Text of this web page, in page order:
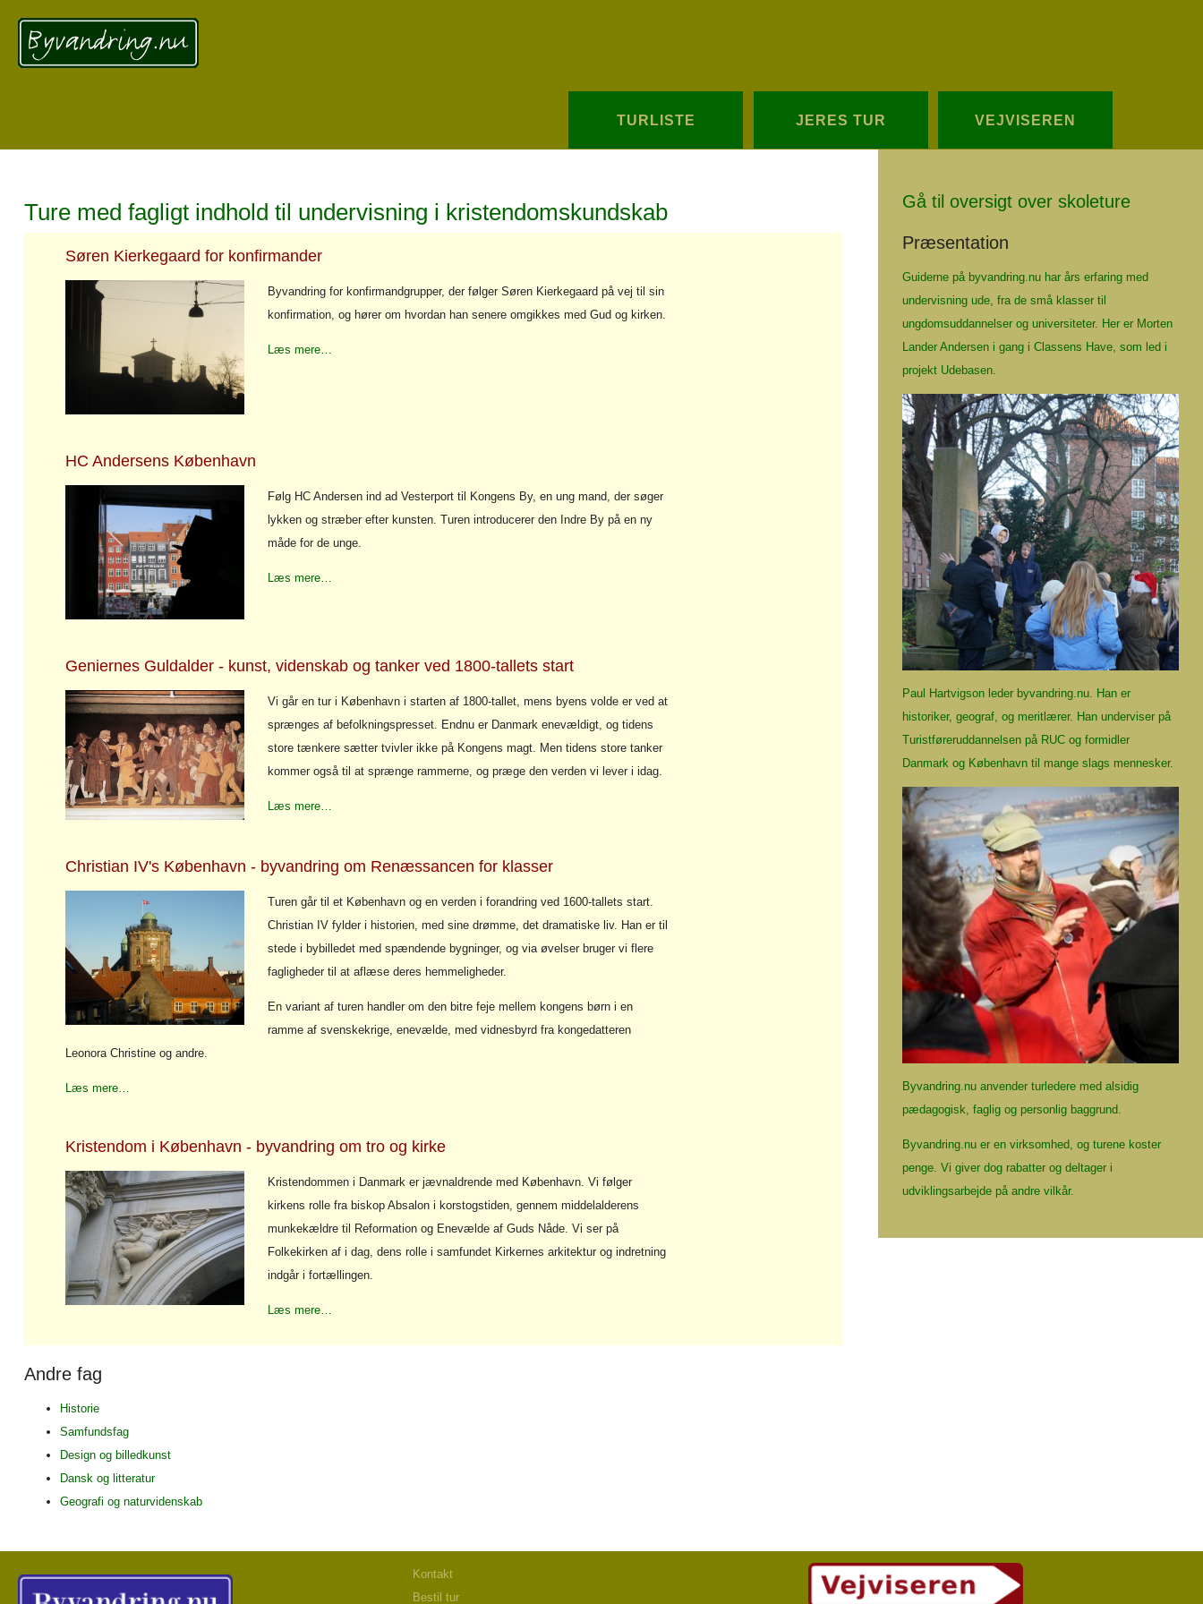
TURLISTE JERES TUR VEJVISEREN
Ture med fagligt indhold til undervisning i kristendomskundskab
Søren Kierkegaard for konfirmander
Byvandring for konfirmandgrupper, der følger Søren Kierkegaard på vej til sin
konfirmation, og hører om hvordan han senere omgikkes med Gud og kirken.
Læs mere…
HC Andersens København
Følg HC Andersen ind ad Vesterport til Kongens By, en ung mand, der søger
lykken og stræber efter kunsten. Turen introducerer den Indre By på en ny
måde for de unge.
Læs mere…
Geniernes Guldalder - kunst, videnskab og tanker ved 1800-tallets start
Vi går en tur i København i starten af 1800-tallet, mens byens volde er ved at
sprænges af befolkningspresset. Endnu er Danmark enevældigt, og tidens
store tænkere sætter tvivler ikke på Kongens magt. Men tidens store tanker
kommer også til at sprænge rammerne, og præge den verden vi lever i idag.
Læs mere…
Christian IV's København - byvandring om Renæssancen for klasser
Turen går til et København og en verden i forandring ved 1600-tallets start.
Christian IV fylder i historien, med sine drømme, det dramatiske liv. Han er til
stede i bybilledet med spændende bygninger, og via øvelser bruger vi flere
fagligheder til at aflæse deres hemmeligheder.
En variant af turen handler om den bitre feje mellem kongens børn i en
ramme af svenskekrige, enevælde, med vidnesbyrd fra kongedatteren
Leonora Christine og andre.
Læs mere…
Kristendom i København - byvandring om tro og kirke
Kristendommen i Danmark er jævnaldrende med København. Vi følger
kirkens rolle fra biskop Absalon i korstogstiden, gennem middelalderens
munkekældre til Reformation og Enevælde af Guds Nåde. Vi ser på
Folkekirken af i dag, dens rolle i samfundet Kirkernes arkitektur og indretning
indgår i fortællingen.
Læs mere…
Andre fag
Historie
Samfundsfag
Design og billedkunst
Dansk og litteratur
Geografi og naturvidenskab
Gå til oversigt over skoleture
Præsentation
Guiderne på byvandring.nu har års erfaring med
undervisning ude, fra de små klasser til
ungdomsuddannelser og universiteter. Her er Morten
Lander Andersen i gang i Classens Have, som led i
projekt Udebasen
Paul Hartvigson leder byvandring.nu. Han er
historiker, geograf, og meritlærer. Han underviser på
Turistføreruddannelsen på RUC og formidler
Danmark og København til mange slags mennesker.
Byvandring.nu anvender turledere med alsidig
pædagogisk, faglig og personlig baggrund.
Byvandring.nu er en virksomhed, og turene koster
penge . Vi giver dog rabatter og deltager i
udviklingsarbejde på andre vilkår.
Kontakt
Bestil tur